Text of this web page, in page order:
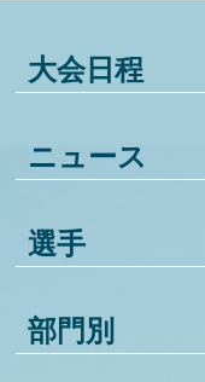
大会日程
ニュース
選手
部門別